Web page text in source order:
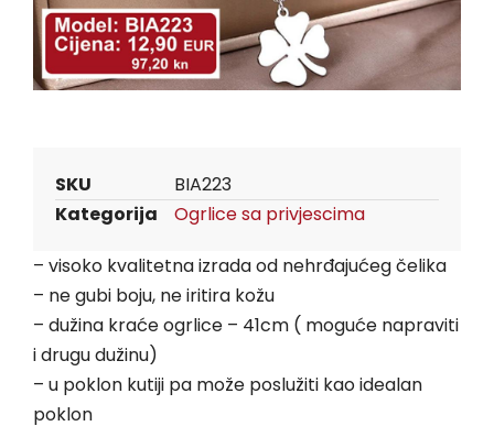
SKU BIA223
Kategorija Ogrlice sa privjescima
– visoko kvalitetna izrada od nehrđajućeg čelika
– ne gubi boju, ne iritira kožu
– dužina kraće ogrlice – 41cm ( moguće napraviti
i drugu dužinu)
– u poklon kutiji pa može poslužiti kao idealan
poklon